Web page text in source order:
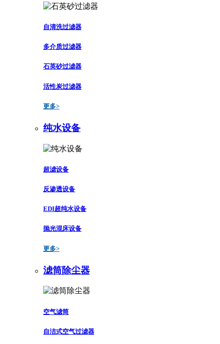
自清洗过滤器
多介质过滤器
石英砂过滤器
活性炭过滤器
更多>
纯水设备
超滤设备
反渗透设备
EDI超纯水设备
抛光混床设备
更多>
滤筒除尘器
空气滤筒
自洁式空气过滤器